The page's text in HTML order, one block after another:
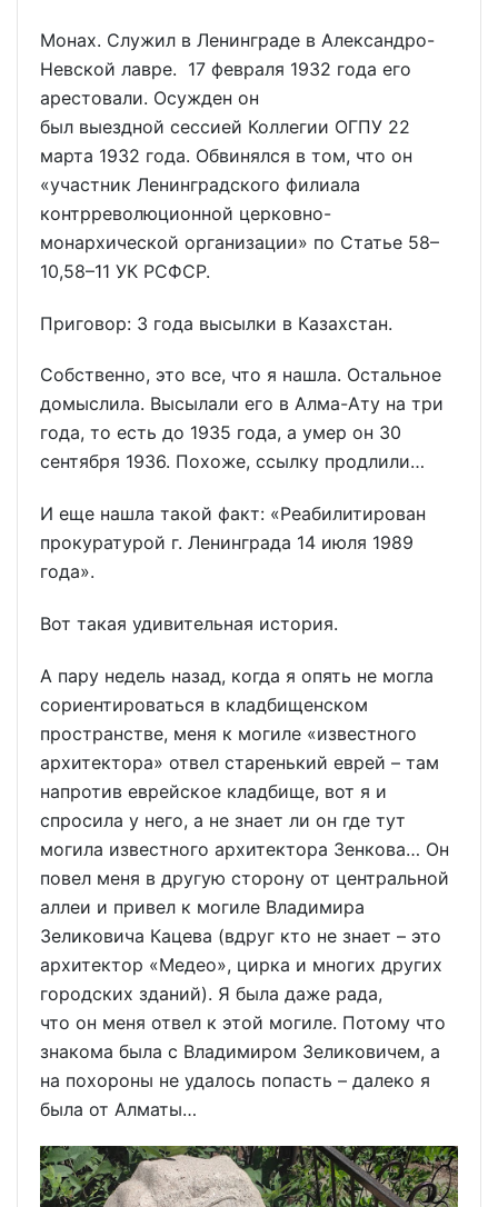
Монах. Служил в Ленинграде в Александро-
Невской лавре. 17 февраля 1932 года его
арестовали. Осужден он
был выездной сессией Коллегии ОГПУ 22
марта 1932 года. Обвинялся в том, что он
«участник Ленинградского филиала
контрреволюционной церковно-
монархической организации» по Статье 58–
10,58–11 УК РСФСР.
Приговор: 3 года высылки в Казахстан.
Собственно, это все, что я нашла. Остальное
домыслила. Высылали его в Алма-Ату на три
года, то есть до 1935 года, а умер он 30
сентября 1936. Похоже, ссылку продлили…
И еще нашла такой факт: «Реабилитирован
прокуратурой г. Ленинграда 14 июля 1989
года».
Вот такая удивительная история.
А пару недель назад, когда я опять не могла
сориентироваться в кладбищенском
пространстве, меня к могиле «известного
архитектора» отвел старенький еврей – там
напротив еврейское кладбище, вот я и
спросила у него, а не знает ли он где тут
могила известного архитектора Зенкова… Он
повел меня в другую сторону от центральной
аллеи и привел к могиле Владимира
Зеликовича Кацева (вдруг кто не знает – это
архитектор «Медео», цирка и многих других
городских зданий). Я была даже рада,
что он меня отвел к этой могиле. Потому что
знакома была с Владимиром Зеликовичем, а
на похороны не удалось попасть – далеко я
была от Алматы…